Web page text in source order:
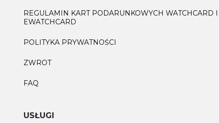
REGULAMIN KART PODARUNKOWYCH WATCHCARD I
EWATCHCARD
POLITYKA PRYWATNOŚCI
ZWROT
FAQ
USŁUGI